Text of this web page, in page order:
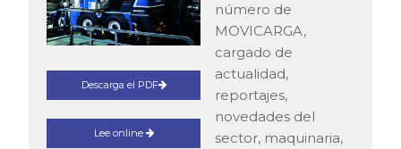
Descarga el PDF
Lee online
número de
MOVICARGA,
cargado de
actualidad,
reportajes,
novedades del
sector, maquinaria,